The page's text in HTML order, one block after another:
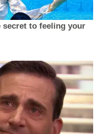
to feeling your